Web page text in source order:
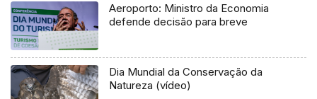
Aeroporto: Ministro da Economia
defende decisão para breve
Dia Mundial da Conservação da
Natureza (vídeo)